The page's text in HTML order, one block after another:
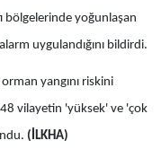
bölgelerinde yoğunlaşan
uygulandığını bildirdi.
yangını riskini
vilayetin 'yüksek' ve 'çok
(İLKHA)